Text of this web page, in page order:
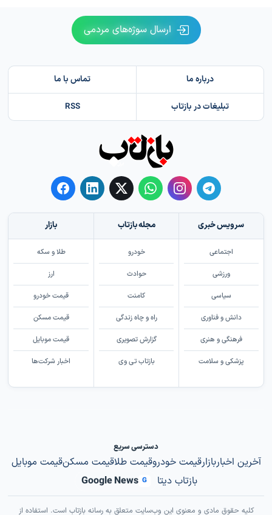
ارسال سوژه‌های مردمی
درباره ما تماس با ما
تبلیغات در بازتاب RSS
سرویس خبری
اجتماعی
ورزشی
سیاسی
دانش و فناوری
فرهنگی و هنری
پزشکی و سلامت
مجله بازتاب
خودرو
حوادث
کامنت
راه و چاه زندگی
گزارش تصویری
بازتاب تی وی
بازار
طلا و سکه
ارز
قیمت خودرو
قیمت مسکن
قیمت موبایل
اخبار شرکت‌ها
دسترسی سریع
آخرین اخباربازارقیمت خودروقیمت طلاقیمت مسکنقیمت موبایل
بازتاب دیتا
G
Google News
کلیه حقوق مادی و معنوی این وب‌سایت متعلق به رسانه بازتاب است. استفاده از